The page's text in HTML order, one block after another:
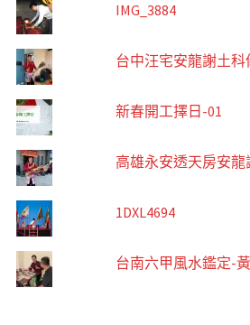
IMG_3884
台中汪宅安龍謝土
新春開工擇日-01
高雄永安透天房安
1DXL4694
台南六甲風水鑑定-